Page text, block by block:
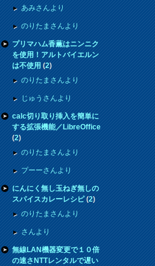
あみさんより
のりたまさんより
プリマハム香薫はニンニク
を使用！アルトバイエルン
は不使用(2)
のりたまさんより
じゅうさんより
calc切り取り挿入を簡単に
する拡張機能／LibreOffice
(2)
のりたまさんより
プーーさんより
にんにく無し玉ねぎ無しの
スパイスカレーレシピ(2)
のりたまさんより
さんより
無線LAN機器変更で１０倍
の速さNTTレンタルで遅い